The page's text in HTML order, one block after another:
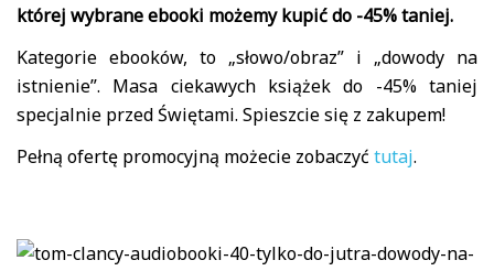
której wybrane ebooki możemy kupić do -45% taniej.
Kategorie ebooków, to „słowo/obraz” i „dowody na
istnienie”. Masa ciekawych książek do -45% taniej
specjalnie przed Świętami. Spieszcie się z zakupem!
Pełną ofertę promocyjną możecie zobaczyć tutaj.